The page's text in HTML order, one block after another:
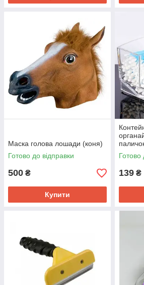
Маска голова лошади (коня)
Готово до відправки
500 ₴
Купити
Готово
139 ₴